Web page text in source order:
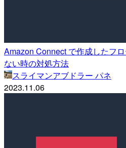
Amazon Connect で作成したフ
ない時の対処方法
スライマンアブドラー パネ
2023.11.06